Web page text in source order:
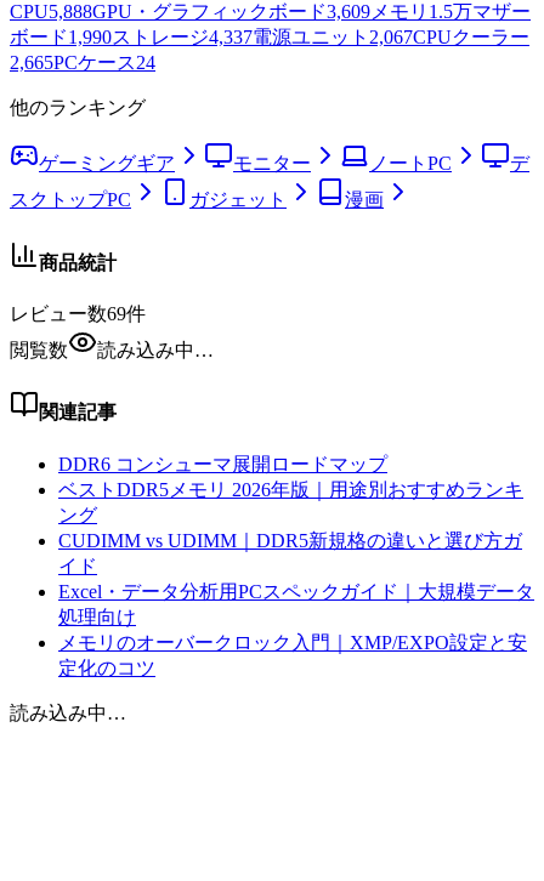
CPU5,888GPU・グラフィックボード3,609メモリ 1.5万マザー
ボード1,990ストレージ4,337電源ユニット 2,067CPUクーラー
2,665PCケース24
他のランキング
ゲーミングギア モニター ノートPC
デ
スクトップPC
ガジェット 漫画
商品統計
レビュー数69件
閲覧数
読み込み中…
関連記事
DDR6 コンシューマ展開ロードマップ
ベストDDR5メモリ 2026年版｜用途別おすすめランキ
ング
CUDIMM vs UDIMM｜DDR5新規格の違いと選び方ガ
イド
Excel・データ分析用PCスペックガイド｜大規模データ
処理向け
メモリのオーバークロック入門｜XMP/EXPO設定と安
定化のコツ
読み込み中…